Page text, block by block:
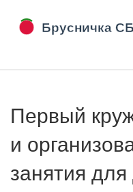
Первый
и
занятия